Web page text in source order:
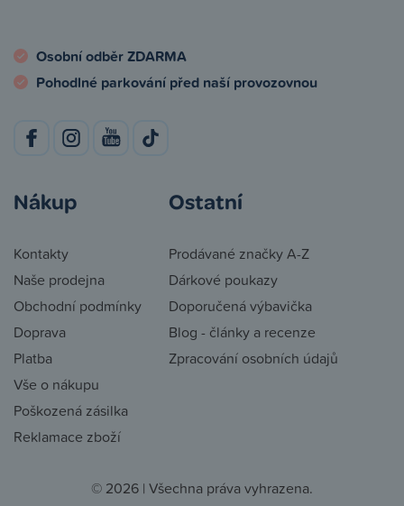
Osobní odběr ZDARMA
Pohodlné parkování před naší provozovnou
Nákup
Kontakty
Naše prodejna
Obchodní podmínky
Doprava
Platba
Vše o nákupu
Poškozená zásilka
Reklamace zboží
Ostatní
Prodávané značky A-Z
Dárkové poukazy
Doporučená výbavička
Blog - články a recenze
Zpracování osobních údajů
© 2026 | Všechna práva vyhrazena.